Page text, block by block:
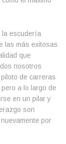
la escudería
las más exitosas
que
nosotros
de carreras
a lo largo de
en un pilar y
son
por